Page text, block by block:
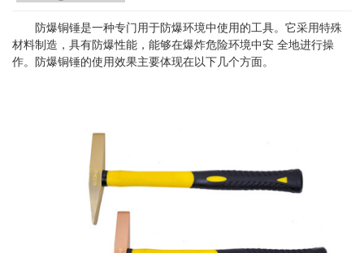
防爆铜锤是一种专门用于防爆环境中使用的工具。它采用特殊
材料制造，具有防爆性能，能够在爆炸危险环境中安 全地进行操
作。防爆铜锤的使用效果主要体现在以下几个方面。